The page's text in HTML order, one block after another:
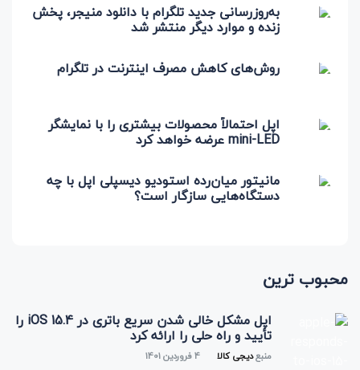
به‌روزرسانی جدید تلگرام با دانلود منیجر، پخش
زنده و موارد دیگر منتشر شد
روش‌های کاهش مصرف اینترنت در تلگرام
اپل احتمالاً محصولات بیشتری را با نمایشگر
mini-LED عرضه خواهد کرد
مانیتور میان‌رده استودیو دیسپلی اپل با چه
دستگاه‌هایی سازگار است؟
محبوب ترین
اپل مشکل خالی شدن سریع باتری در iOS 15.4 را
تأیید و راه حلی را ارائه کرد
منبعدیجی کالا 4 فروردین 1401